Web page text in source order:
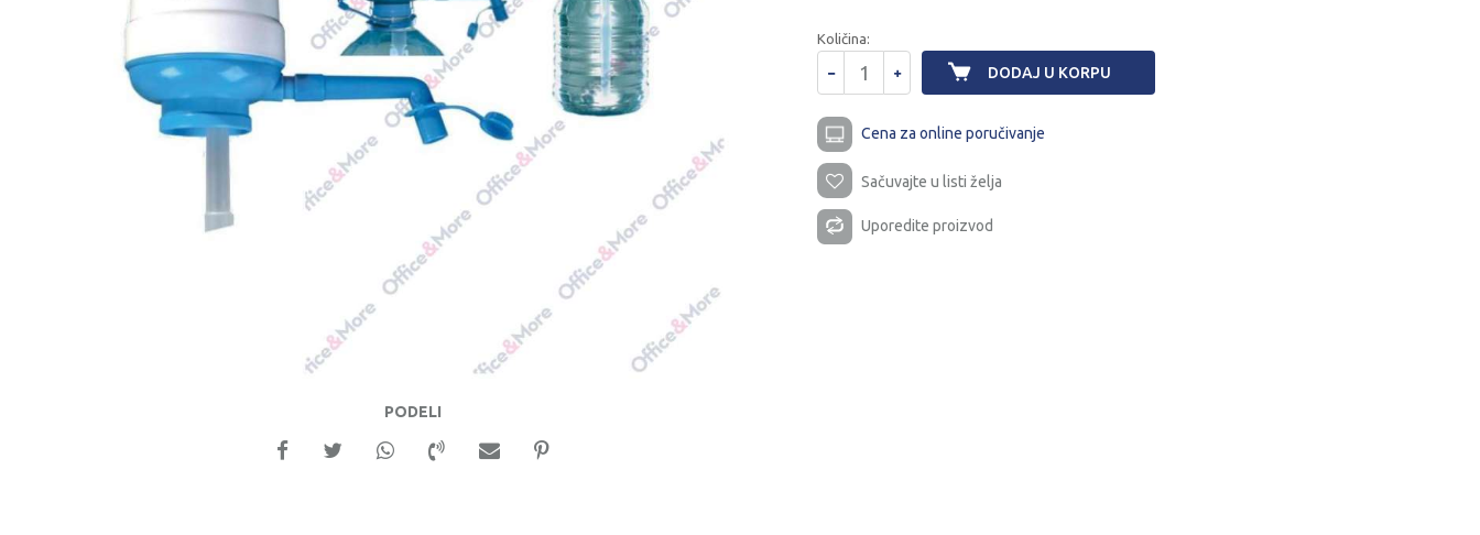
PODELI
Količina:
DODAJ U KORPU
Cena za online poručivanje
Sačuvajte u listi želja
Uporedite proizvod